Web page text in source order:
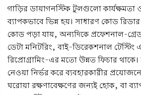
গাড়ির ডায়াগনস্টিক টুলগুলো
ব্যাপকভাবে ভিন্ন হয়। সাধারণ কোড
কোড পড়া যায়, অন্যদিকে প্রফেশনাল-
ডেটা মনিটরিং, বাই-ডিরেকশনাল টেস্টিং
রিপ্রোগ্রামিং-এর মতো উন্নত ফিচার
নেওয়া নির্ভর করে ব্যবহারকারীর
ঘরোয়া রক্ষণাবেক্ষণের জন্যই হোক, বা